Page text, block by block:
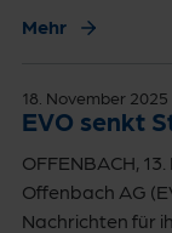
Mehr
18. November 2025
EVO senkt
OFFENBACH,
Offenbach AG
Nachrichten für